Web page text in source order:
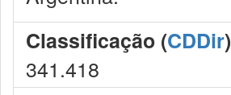
Classificação (CDDir)
341.418